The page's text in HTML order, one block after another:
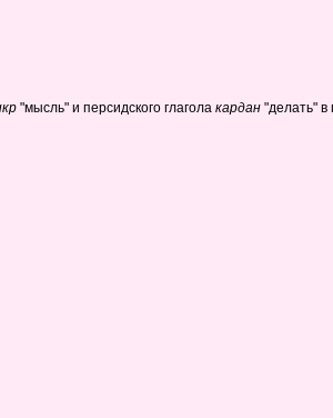
"мысль" и персидского глагола кардан "делать"